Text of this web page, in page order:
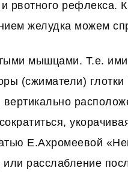
рвотного рефлекса.
желудка можем
мышцами. Т.е.
(сжиматели) глотки
Е.Ахромеевой
расслабление